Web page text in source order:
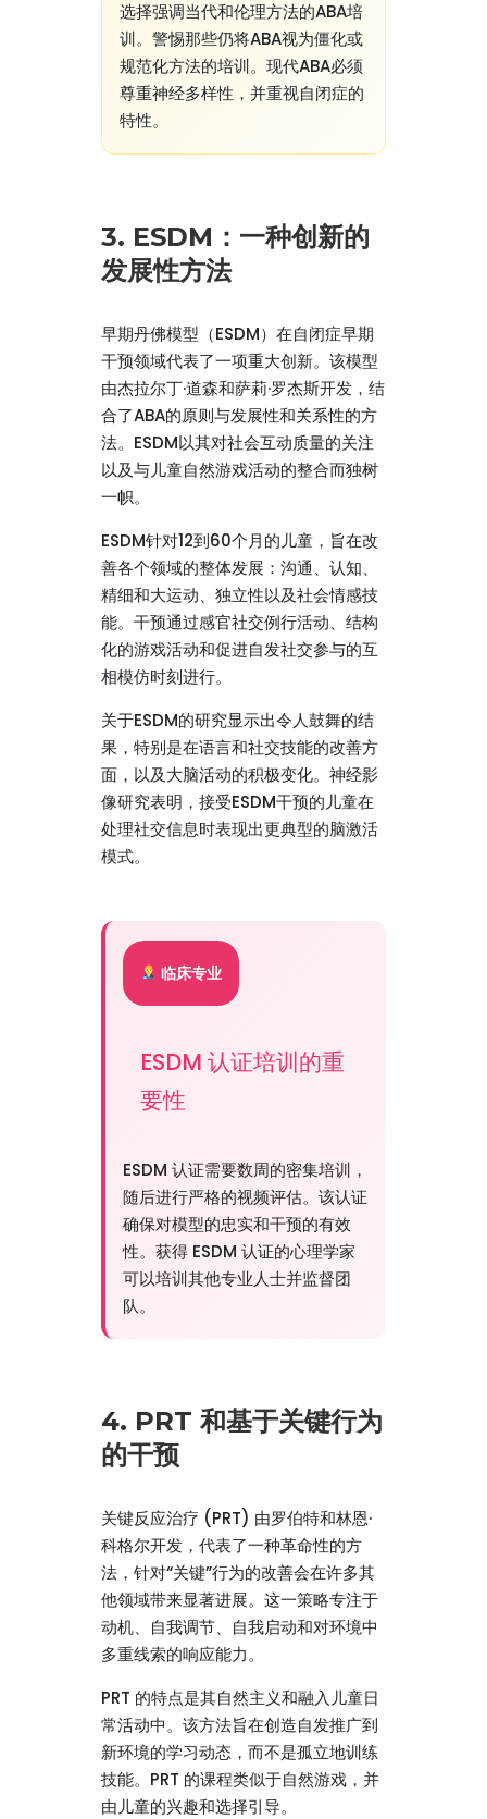
选择强调当代和伦理方法的ABA培
训。警惕那些仍将ABA视为僵化或
规范化方法的培训。现代ABA必须
尊重神经多样性，并重视自闭症的
特性。
3. ESDM：一种创新的
发展性方法
早期丹佛模型（ESDM）在自闭症早期
干预领域代表了一项重大创新。该模型
由杰拉尔丁·道森和萨莉·罗杰斯开发，结
合了ABA的原则与发展性和关系性的方
法。ESDM以其对社会互动质量的关注
以及与儿童自然游戏活动的整合而独树
一帜。
ESDM针对12到60个月的儿童，旨在改
善各个领域的整体发展：沟通、认知、
精细和大运动、独立性以及社会情感技
能。干预通过感官社交例行活动、结构
化的游戏活动和促进自发社交参与的互
相模仿时刻进行。
关于ESDM的研究显示出令人鼓舞的结
果，特别是在语言和社交技能的改善方
面，以及大脑活动的积极变化。神经影
像研究表明，接受ESDM干预的儿童在
处理社交信息时表现出更典型的脑激活
模式。
临床专业
ESDM 认证培训的重
要性
ESDM 认证需要数周的密集培训，
随后进行严格的视频评估。该认证
确保对模型的忠实和干预的有效
性。获得 ESDM 认证的心理学家
可以培训其他专业人士并监督团
队。
4. PRT 和基于关键行为
的干预
关键反应治疗 (PRT) 由罗伯特和林恩·
科格尔开发，代表了一种革命性的方
法，针对“关键”行为的改善会在许多其
他领域带来显著进展。这一策略专注于
动机、自我调节、自我启动和对环境中
多重线索的响应能力。
PRT 的特点是其自然主义和融入儿童日
常活动中。该方法旨在创造自发推广到
新环境的学习动态，而不是孤立地训练
技能。PRT 的课程类似于自然游戏，并
由儿童的兴趣和选择引导。